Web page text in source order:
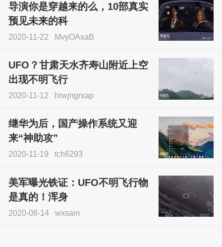
导演你是穿越来的么，10部真实
预见未来的科
2020-11-22 MvyOAxaB
UFO？甘肃天水齐寿山附近上空
出现不明飞行
2020-11-12 hrwjngrxap
继华为后，国产操作系统又迎
来“神助攻”
2020-11-19 tch6293
美军曝光铁证：UFO不明飞行物
是真的！浑身
2020-08-14 wxsam